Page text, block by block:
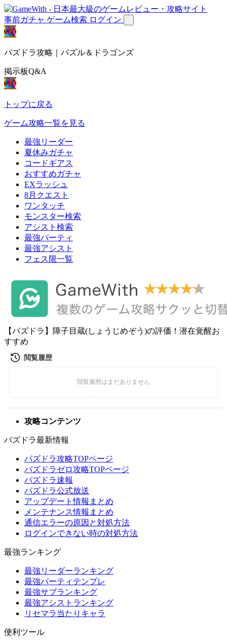
事前ガチャ ゲーム検索 ログイン
パズドラ攻略｜パズル＆ドラゴンズ
掲示板Q&A
トップに戻る
ゲーム攻略一覧を見る
最強リーダー
夏休みガチャ
コードギアス
おすすめガチャ
EXラッシュ
8月クエスト
ワンタッチ
モンスター検索
アシスト検索
最強パーティ
最強アシスト
フェス限一覧
【パズドラ】障子目蔵(しょうじめぞう)の評価！潜在覚醒お
すすめ
攻略コンテンツ
パズドラ最新情報
パズドラ攻略TOPページ
パズドラゼロ攻略TOPページ
パズドラ速報
パズドラ公式放送
アップデート情報まとめ
メンテナンス情報まとめ
通信エラーの原因と対処方法
ログインできない時の対処方法
最強ランキング
最強リーダーランキング
最強パーティテンプレ
最強サブランキング
最強アシストランキング
リセマラ当たりキャラ
便利ツール